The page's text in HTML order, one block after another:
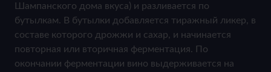
Шампанского дома вкуса) и разливается по
бутылкам. В бутылки добавляется тиражный ликер, в
составе которого дрожжи и сахар, и начинается
повторная или вторичная ферментация. По
окончании ферментации вино выдерживается на